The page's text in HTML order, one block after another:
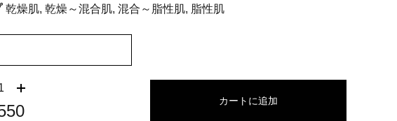
乾燥肌, 乾燥～混合肌, 混合～脂性肌, 脂性肌
カートに追加